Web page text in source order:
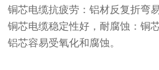
铜芯电缆抗疲劳：铝材反复折弯
铜芯电缆稳定性好，耐腐蚀：铜
铝芯容易受氧化和腐蚀。